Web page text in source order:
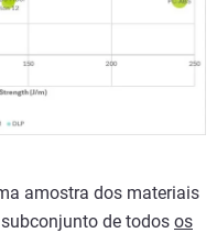
amostra dos materiais
de todos os